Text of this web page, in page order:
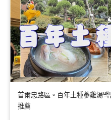
首爾忠路區。百年土種蔘雞湯백
推薦